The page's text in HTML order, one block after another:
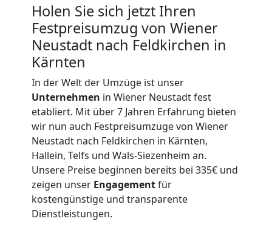
Holen Sie sich jetzt Ihren
Festpreisumzug von Wiener
Neustadt nach Feldkirchen in
Kärnten
In der Welt der Umzüge ist unser
Unternehmen in Wiener Neustadt fest
etabliert. Mit über 7 Jahren Erfahrung bieten
wir nun auch Festpreisumzüge von Wiener
Neustadt nach Feldkirchen in Kärnten,
Hallein, Telfs und Wals-Siezenheim an.
Unsere Preise beginnen bereits bei 335€ und
zeigen unser Engagementfür
kostengünstige und transparente
Dienstleistungen.
Wiener
Neustadt
Möbeltransport
Wiener
Neustadt
Beiladung